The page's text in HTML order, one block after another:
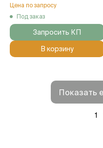
Цена по запросу
Под заказ
Запросить КП
В корзину
Показать
1